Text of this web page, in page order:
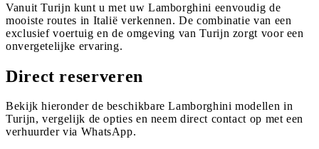
Vanuit Turijn kunt u met uw Lamborghini eenvoudig de
mooiste routes in Italië verkennen. De combinatie van een
exclusief voertuig en de omgeving van Turijn zorgt voor een
onvergetelijke ervaring.
Direct reserveren
Bekijk hieronder de beschikbare Lamborghini modellen in
Turijn, vergelijk de opties en neem direct contact op met een
verhuurder via WhatsApp.